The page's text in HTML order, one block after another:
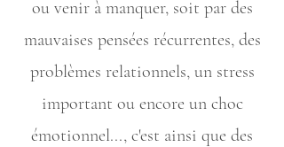
ou venir à manquer, soit par des
mauvaises pensées récurrentes, des
problèmes relationnels, un stress
important ou encore un choc
émotionnel..., c'est ainsi que des